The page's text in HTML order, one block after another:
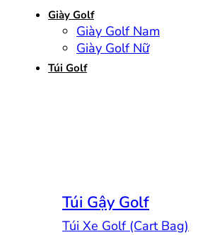
Giày Golf
Giày Golf Nam
Giày Golf Nữ
Túi Golf
Túi Gậy Golf
Túi Xe Golf (Cart Bag)